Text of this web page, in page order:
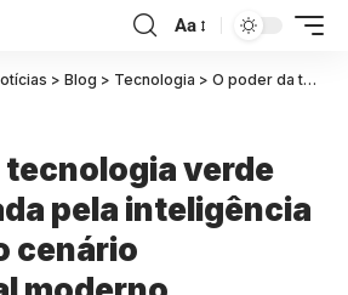
Aa
> Blog > Tecnologia > O poder da tecnologia verde impulsionada pela inteligência artificial no cenário empresarial moderno
tecnologia verde
pela inteligência
cenário